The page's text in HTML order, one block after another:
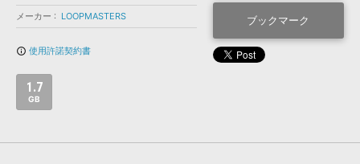
APS
SLS
メーカー
LOOPMASTERS
info_outline 使用許諾契約書
1.7
GB
ブックマーク